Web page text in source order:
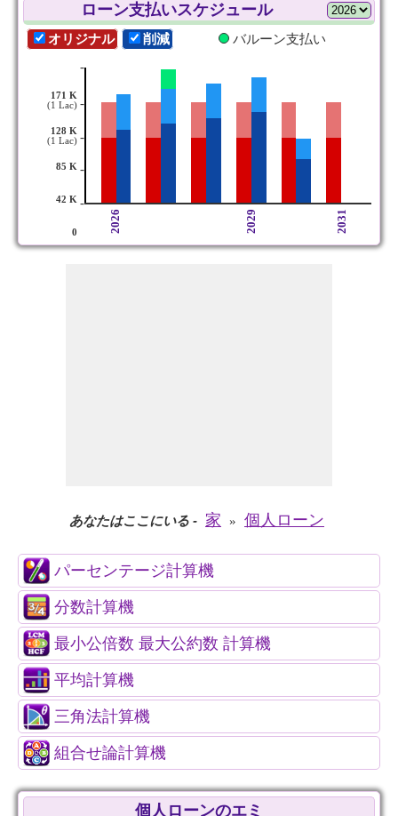
ローン支払いスケジュール
オリジナル 削減 バルーン支払い
171 K
(1 Lac)
128 K
(1 Lac)
85 K
42 K
0
-
-
-
-
-
2026 2029 2031
あなたはここにいる - 家 » 個人ローン
パーセンテージ計算機
分数計算機
最小公倍数 最大公約数 計算機
平均計算機
三角法計算機
組合せ論計算機
個人ローンのエミ